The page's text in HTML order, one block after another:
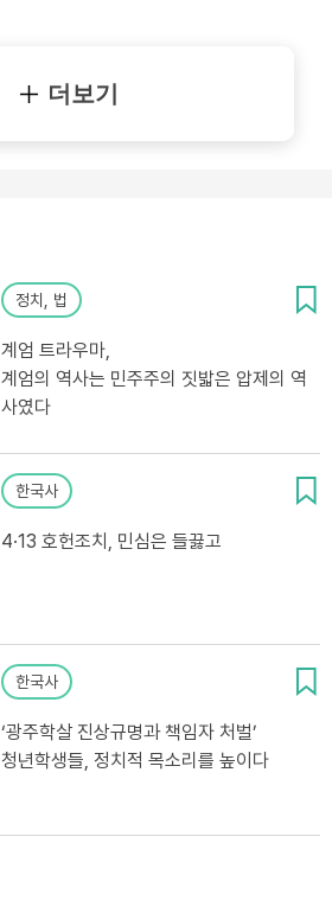
더보기
정치, 법
계엄 트라우마,
계엄의 역사는 민주주의 짓밟은 압제의 역
사였다
한국사
4·13 호헌조치, 민심은 들끓고
한국사
‘광주학살 진상규명과 책임자 처벌’
청년학생들, 정치적 목소리를 높이다